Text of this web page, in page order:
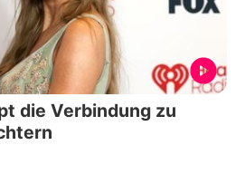
die Verbindung zu